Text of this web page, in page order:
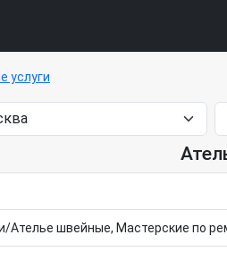
услуги
Ателье швейные, Мастерские по